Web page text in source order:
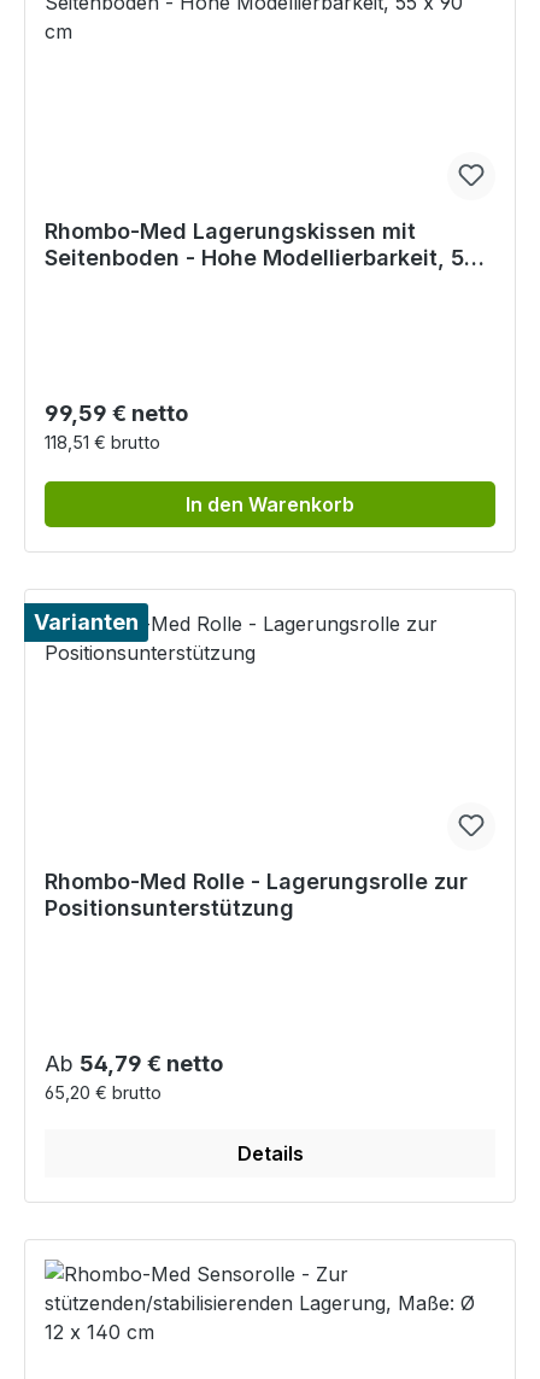
Rhombo-Med Lagerungskissen mit
Seitenboden - Hohe Modellierbarkeit, 55 x
Regulärer Preis:
99,59 € netto
118,51 € brutto
In den Warenkorb
Varianten
Rhombo-Med Rolle - Lagerungsrolle zur
Positionsunterstützung
Regulärer Preis:
Ab 54,79 € netto
65,20 € brutto
Details